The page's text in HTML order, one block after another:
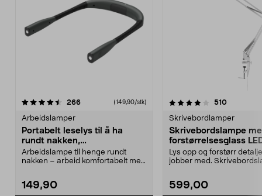
266anmeldelser(149,90/stk)
Arbeidslamper
Portabelt leselys til å ha
rundt nakken,
håndarbeidslampe
Arbeidslampe til henge rundt
nakken – arbeid komfortabelt med
149,90
4.0 av 5 stjerner 510
Skrivebordlamper
Skrivebordslampe
forstørrelsesglass
Lys opp og forstørr
jobber med.
599,00
4.5 av 5 stjerner